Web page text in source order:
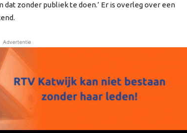
zonder publiek te doen.’ Er is overleg over een
Advertentie